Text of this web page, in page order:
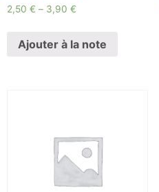
2,50 € – 3,90 €
Ajouter à la note